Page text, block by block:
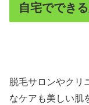
自宅ででき
脱毛サロンやクリ
なケアも美しい肌